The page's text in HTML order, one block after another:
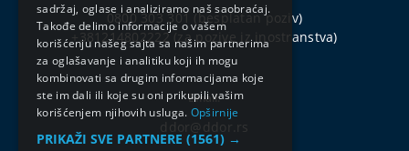
0800 303 301 (besplatan poziv)
+381214802222(za pozive iz inostranstva)
Email:
ddor@ddor.rs
sadržaj, oglase i analiziramo naš saobraćaj.
Takođe delimo informacije o vašem
korišćenju našeg sajta sa našim partnerima
za oglašavanje i analitiku koji ih mogu
kombinovati sa drugim informacijama koje
ste im dali ili koje su oni prikupili vašim
korišćenjem njihovih usluga. Opširnije
PRIKAŽI SVE PARTNERE (1561) →